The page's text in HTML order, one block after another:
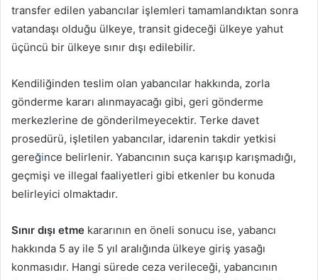
transfer edilen yabancılar işlemleri tamamlandıktan sonra
vatandaşı olduğu ülkeye, transit gideceği ülkeye yahut
üçüncü bir ülkeye sınır dışı edilebilir.
Kendiliğinden teslim olan yabancılar hakkında, zorla
gönderme kararı alınmayacağı gibi, geri gönderme
merkezlerine de gönderilmeyecektir. Terke davet
prosedürü, işletilen yabancılar, idarenin takdir yetkisi
gereğince belirlenir. Yabancının suça karışıp karışmadığı,
geçmişi ve illegal faaliyetleri gibi etkenler bu konuda
belirleyici olmaktadır.
Sınır dışı etme kararının en öneli sonucu ise, yabancı
hakkında 5 ay ile 5 yıl aralığında ülkeye giriş yasağı
konmasıdır. Hangi sürede ceza verileceği, yabancının